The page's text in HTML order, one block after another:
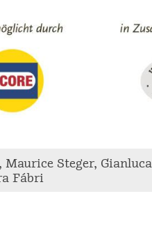
Steger, Gianluca
Fábri